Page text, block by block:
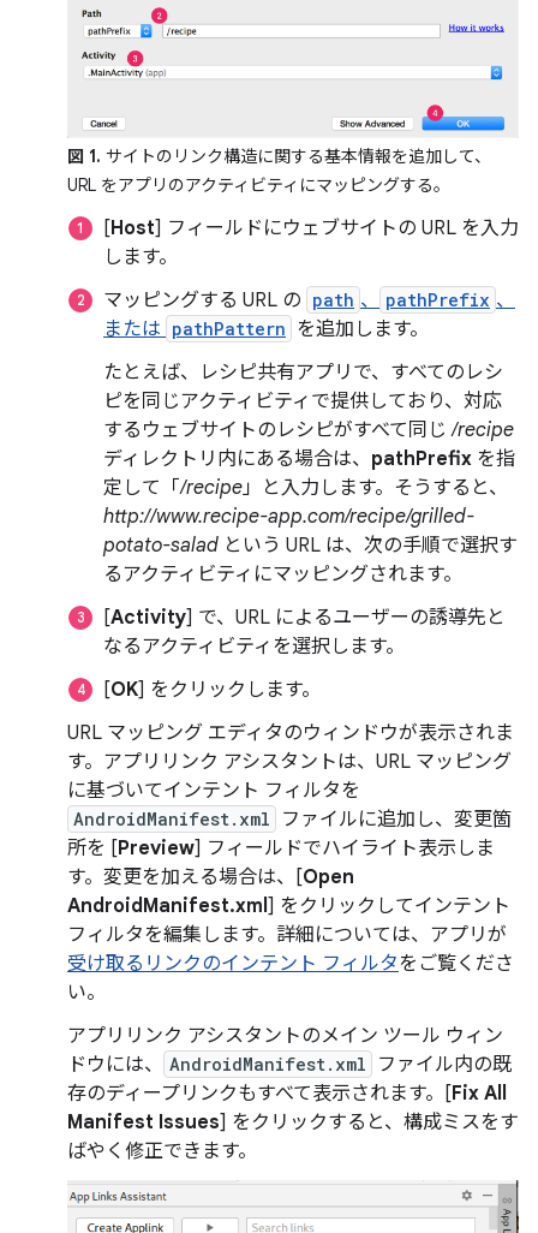
図 1. サイトのリンク構造に関する基本情報を追加して、
URL をアプリのアクティビティにマッピングする。
[Host] フィールドにウェブサイトの URL を入力
します。
マッピングする URL の path 、 pathPrefix 、
または pathPattern を追加します。
たとえば、レシピ共有アプリで、すべてのレシ
ピを同じアクティビティで提供しており、対応
するウェブサイトのレシピがすべて同じ/recipe
ディレクトリ内にある場合は、 pathPrefix を指
定して「/recipe」と入力します。そうすると、
http://www.recipe-app.com/recipe/grilled-
potato-salad という URL は、次の手順で選択す
るアクティビティにマッピングされます。
[Activity] で、URL によるユーザーの誘導先と
なるアクティビティを選択します。
[OK] をクリックします。
URL マッピング エディタのウィンドウが表示されま
す。アプリリンク アシスタントは、URL マッピング
に基づいてインテント フィルタを
AndroidManifest.xml
ファイルに追加し、変更箇
所を [Preview] フィールドでハイライト表示しま
す。変更を加える場合は、[Open
AndroidManifest.xml] をクリックしてインテント
フィルタを編集します。詳細については、アプリが
受け取るリンクのインテント フィルタをご覧くださ
い。
アプリリンク アシスタントのメイン ツール ウィン
ドウには、
AndroidManifest.xml
ファイル内の既
存のディープリンクもすべて表示されます。[Fix All
Manifest Issues] をクリックすると、構成ミスをす
ばやく修正できます。